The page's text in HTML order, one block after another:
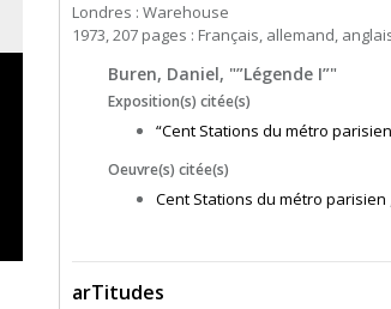
Londres : Warehouse
1973, 207 pages : Français, allemand,
Buren, Daniel, "”Légende I”"
Exposition(s) citée(s)
“Cent Stations du métro
Oeuvre(s) citée(s)
Cent Stations du métro parisien
arTitudes